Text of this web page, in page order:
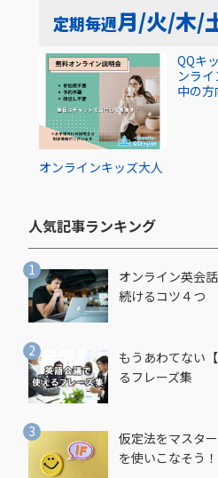
定期毎週月/火/木/
オンラインキッズ大人
QQキ
ンラ
中の方
人気記事ランキング​
オンライン英会
続けるコツ４つ
もうあわてない
るフレーズ集
仮定法をマスタ
を使いこなそう！